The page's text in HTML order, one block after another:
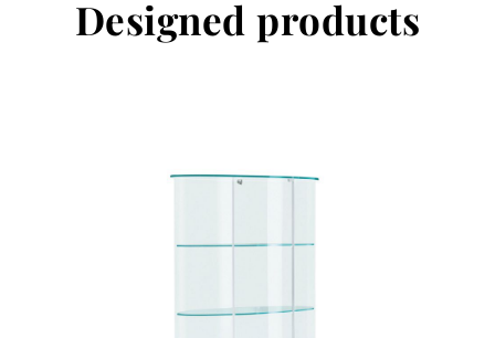
Designed products